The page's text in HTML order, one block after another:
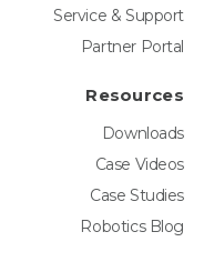
Service & Support
Partner Portal
Resources
Downloads
Case Videos
Case Studies
Robotics Blog